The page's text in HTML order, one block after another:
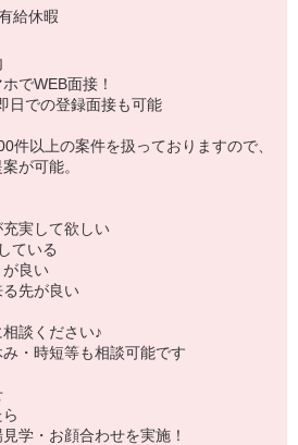
給休暇
でWEB面接！
日での登録面接も可能
件以上の案件を扱っておりますので、
が可能。
充実して欲しい
ている
が良い
る先が良い
談ください♪
・時短等も相談可能です
学・お顔合わせを実施！